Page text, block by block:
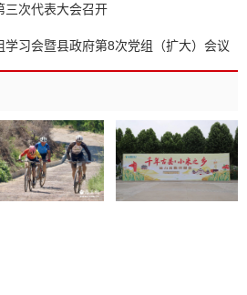
三次代表大会召开
习会暨县政府第8次党组（扩大）会议